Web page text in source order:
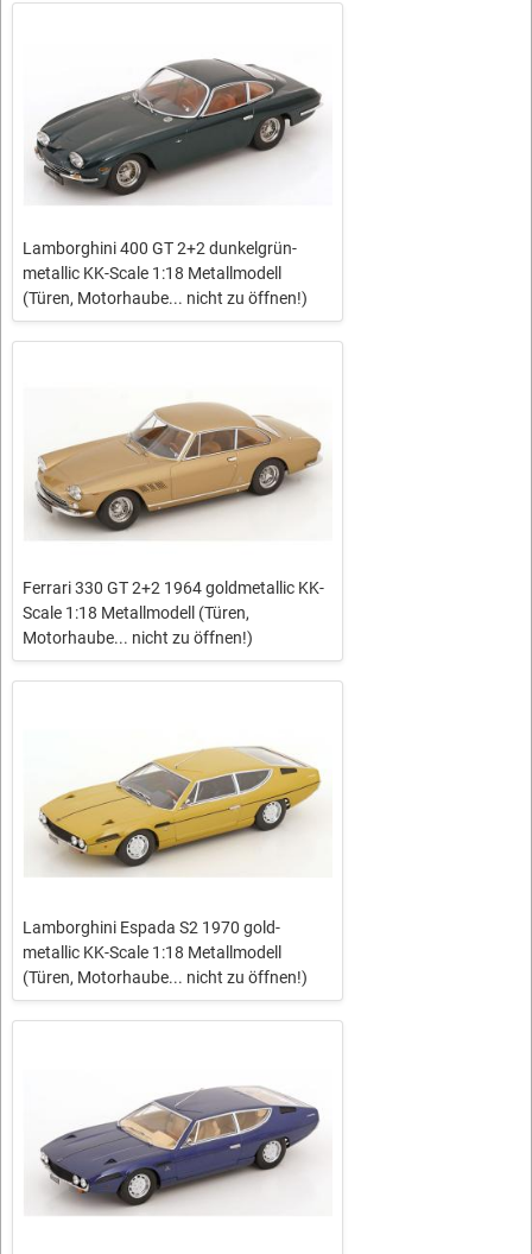
Lamborghini 400 GT 2+2 dunkelgrün-
metallic KK-Scale 1:18 Metallmodell
(Türen, Motorhaube... nicht zu öffnen!)
Ferrari 330 GT 2+2 1964 goldmetallic KK-
Scale 1:18 Metallmodell (Türen,
Motorhaube... nicht zu öffnen!)
Lamborghini Espada S2 1970 gold-
metallic KK-Scale 1:18 Metallmodell
(Türen, Motorhaube... nicht zu öffnen!)